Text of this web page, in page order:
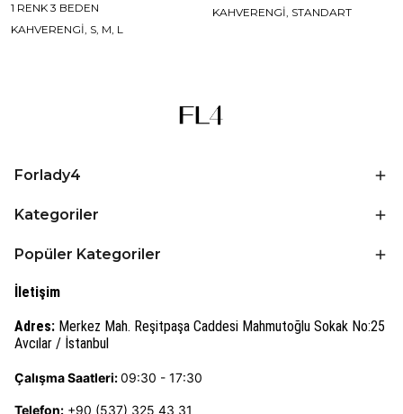
1 RENK 3 BEDEN
KAHVERENGİ, S, M, L
KAHVERENGİ, STANDART
Forlady4
Kategoriler
Popüler Kategoriler
İletişim
Adres: Merkez Mah. Reşitpaşa Caddesi Mahmutoğlu Sokak No:25
Avcılar / İstanbul
Çalışma Saatleri:09:30 - 17:30
Telefon: +90 (537) 325 43 31